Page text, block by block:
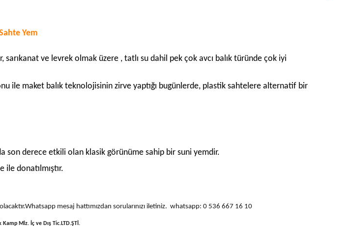
Yem
ve levrek olmak üzere , tatlı su dahil pek çok avcı balık türünde çok iyi
ile maket balık teknolojisinin zirve yaptığı bugünlerde, plastik sahtelere alternatif bir
son derece etkili olan klasik görünüme sahip bir suni yemdir.
donatılmıştır.
mesaj hattımızdan sorularınızı iletiniz. whatsapp: 0 536 667 16 10
Kamp Mlz. İç ve Dış Tic.LTD.ŞTİ.